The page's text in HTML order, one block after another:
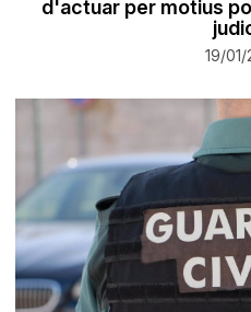
d'actuar per motius
19/